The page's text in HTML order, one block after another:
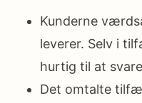
Kunderne
leverer. Selv i
hurtig til at
Det omtalte